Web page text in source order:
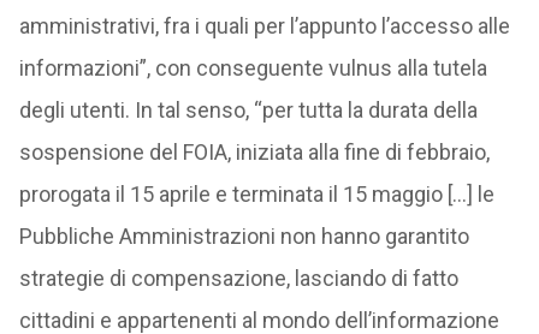
amministrativi, fra i quali per l’appunto l’accesso alle
informazioni”, con conseguente vulnus alla tutela
degli utenti. In tal senso, “per tutta la durata della
sospensione del FOIA, iniziata alla fine di febbraio,
prorogata il 15 aprile e terminata il 15 maggio […] le
Pubbliche Amministrazioni non hanno garantito
strategie di compensazione, lasciando di fatto
cittadini e appartenenti al mondo dell’informazione